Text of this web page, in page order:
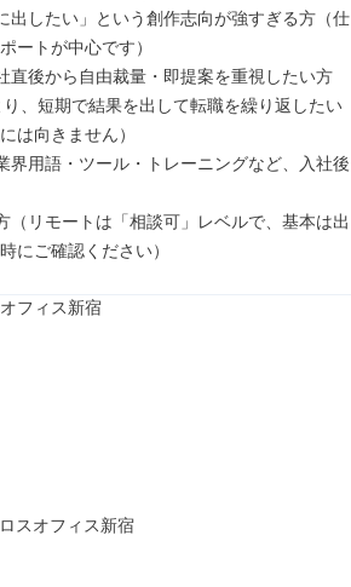
出したい」という創作志向が強すぎる方（仕
ートが中心です）
直後から自由裁量・即提案を重視したい方
、短期で結果を出して転職を繰り返したい
は向きません）
界用語・ツール・トレーニングなど、入社後
（リモートは「相談可」レベルで、基本は出
にご確認ください）
フィス新宿
スオフィス新宿